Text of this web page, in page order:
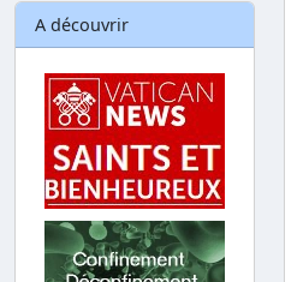
A découvrir